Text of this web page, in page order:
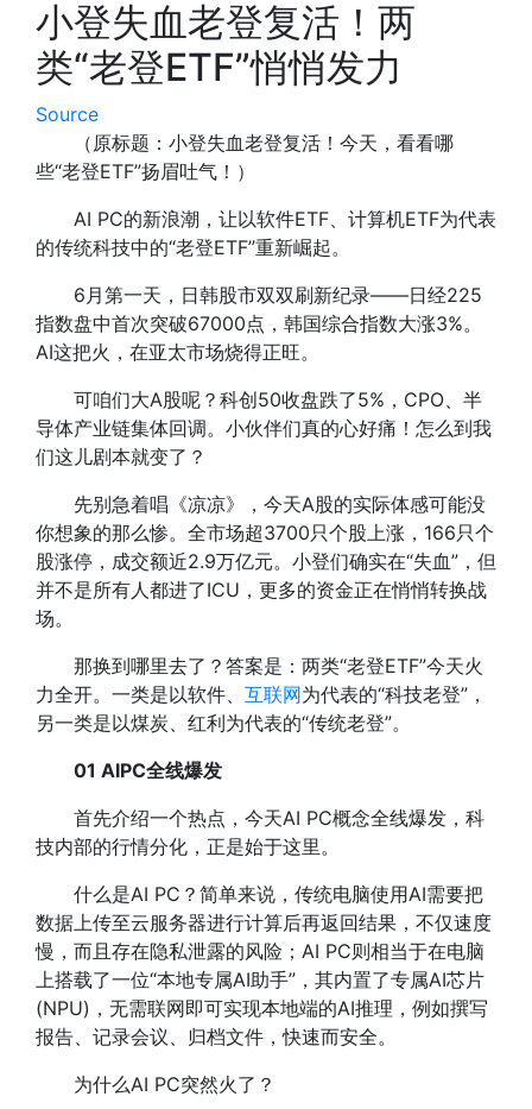
小登失血老登复活！两
类“老登ETF”悄悄发力
Source
（原标题：小登失血老登复活！今天，看看哪
些“老登ETF”扬眉吐气！）
AI PC的新浪潮，让以软件ETF、计算机ETF为代表
的传统科技中的“老登ETF”重新崛起。
6月第一天，日韩股市双双刷新纪录――日经225
指数盘中首次突破67000点，韩国综合指数大涨3%。
AI这把火，在亚太市场烧得正旺。
可咱们大A股呢？科创50收盘跌了5%，CPO、半
导体产业链集体回调。小伙伴们真的心好痛！怎么到我
们这儿剧本就变了？
先别急着唱《凉凉》，今天A股的实际体感可能没
你想象的那么惨。全市场超3700只个股上涨，166只个
股涨停，成交额近2.9万亿元。小登们确实在“失血”，但
并不是所有人都进了ICU，更多的资金正在悄悄转换战
场。
那换到哪里去了？答案是：两类“老登ETF”今天火
力全开。一类是以软件、 互联网为代表的“科技老登”，
另一类是以煤炭、红利为代表的“传统老登”。
01 AIPC全线爆发
首先介绍一个热点，今天AI PC概念全线爆发，科
技内部的行情分化，正是始于这里。
什么是AI PC？简单来说，传统电脑使用AI需要把
数据上传至云服务器进行计算后再返回结果，不仅速度
慢，而且存在隐私泄露的风险；AI PC则相当于在电脑
上搭载了一位“本地专属AI助手”，其内置了专属AI芯片
(NPU)，无需联网即可实现本地端的AI推理，例如撰写
报告、记录会议、归档文件，快速而安全。
为什么AI PC突然火了？